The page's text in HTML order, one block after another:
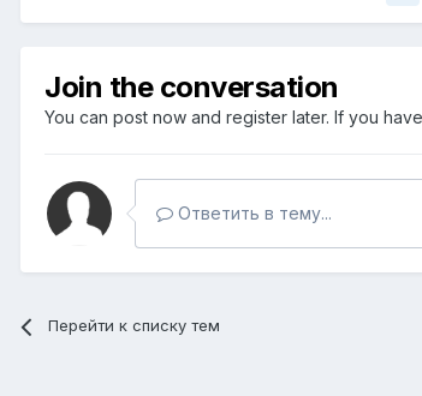
Join the conversation
You can post now and register later. If you
Ответить в тему...
Перейти к списку тем